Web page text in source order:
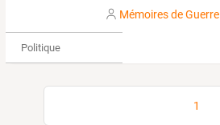
Mémoires de Guerre
Politique
1